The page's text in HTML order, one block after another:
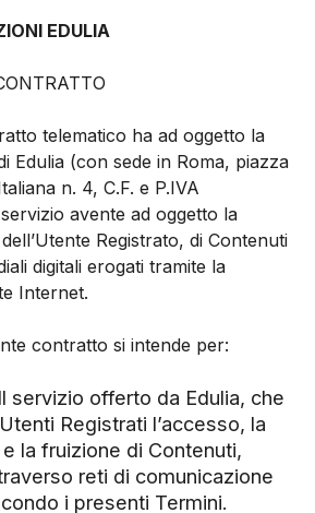
EDULIA
telematico ha ad oggetto la
Edulia (con sede in Roma, piazza
n. 4, C.F. e P.IVA
avente ad oggetto la
Registrato, di Contenuti
digitali erogati tramite la
Internet.
contratto si intende per:
Il servizio offerto da Edulia, che
Registrati l’accesso, la
la fruizione di Contenuti,
reti di comunicazione
i presenti Termini.